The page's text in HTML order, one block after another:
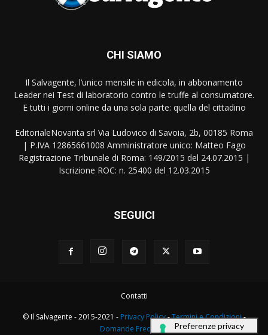
CHI SIAMO
Il Salvagente, l’unico mensile in edicola, in abbonamento
Leader nei Test di laboratorio contro le truffe al consumatore.
E tutti i giorni online da una sola parte: quella del cittadino
EditorialeNovanta srl Via Ludovico di Savoia, 2b, 00185 Roma
| P.IVA 12865661008 Amministratore unico: Matteo Fago
Registrazione Tribunale di Roma: 149/2015 del 24.07.2015 |
Iscrizione ROC: n. 25400 del 12.03.2015
SEGUICI
Contatti
© Il Salvagente - 2015-2021 - Privacy Policy-Termini e Condizioni-
Domande Frequenti